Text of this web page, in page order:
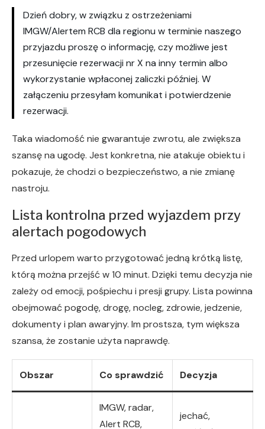
Dzień dobry, w związku z ostrzeżeniami
IMGW/Alertem RCB dla regionu w terminie naszego
przyjazdu proszę o informację, czy możliwe jest
przesunięcie rezerwacji nr X na inny termin albo
wykorzystanie wpłaconej zaliczki później. W
załączeniu przesyłam komunikat i potwierdzenie
rezerwacji.
Taka wiadomość nie gwarantuje zwrotu, ale zwiększa
szansę na ugodę. Jest konkretna, nie atakuje obiektu i
pokazuje, że chodzi o bezpieczeństwo, a nie zmianę
nastroju.
Lista kontrolna przed wyjazdem przy
alertach pogodowych
Przed urlopem warto przygotować jedną krótką listę,
którą można przejść w 10 minut. Dzięki temu decyzja nie
zależy od emocji, pośpiechu i presji grupy. Lista powinna
obejmować pogodę, drogę, nocleg, zdrowie, jedzenie,
dokumenty i plan awaryjny. Im prostsza, tym większa
szansa, że zostanie użyta naprawdę.
Obszar Co sprawdzić Decyzja
IMGW, radar,
Alert RCB,
jechać,